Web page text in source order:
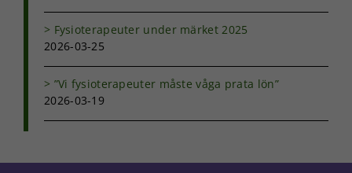
Fysioterapeuter under märket 2025
2026-03-25
”Vi fysioterapeuter måste våga prata lön”
2026-03-19